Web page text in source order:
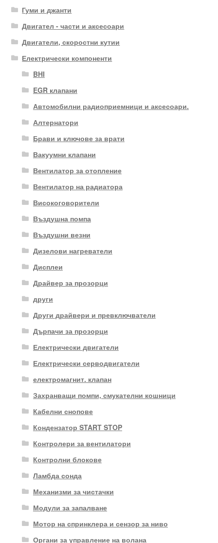
Гуми и джанти
Двигател - части и аксесоари
Двигатели, скоростни кутии
Електрически компоненти
BHI
EGR клапани
Автомобилни радиоприемници и аксесоари.
Алтернатори
Брави и ключове за врати
Вакуумни клапани
Вентилатор за отопление
Вентилатор на радиатора
Високоговорители
Въздушна помпа
Въздушни везни
Дизелови нагреватели
Дисплеи
Драйвер за прозорци
други
Други драйвери и превключватели
Дърпачи за прозорци
Електрически двигатели
Електрически серводвигатели
електромагнит. клапан
Захранващи помпи, смукателни кошници
Кабелни снопове
Кондензатор START STOP
Контролери за вентилатори
Контролни блокове
Ламбда сонда
Механизми за чистачки
Модули за запалване
Мотор на спринклера и сензор за ниво
Органи за управление на волана